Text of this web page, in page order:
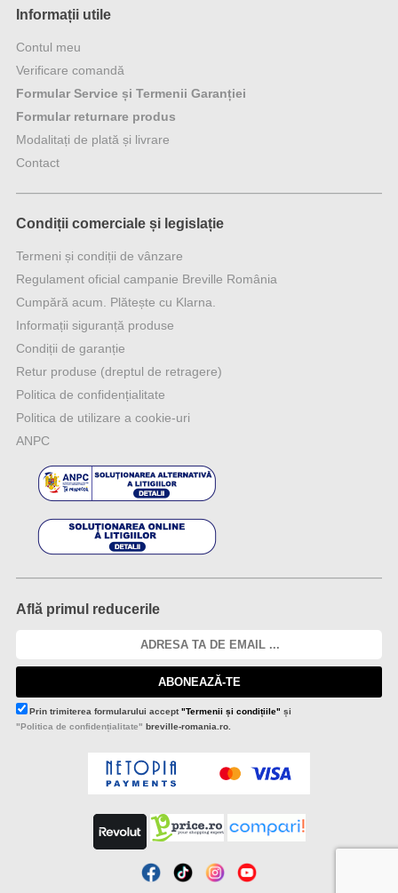
Informații utile
Contul meu
Verificare comandă
Formular Service și Termenii Garanției
Formular returnare produs
Modalitați de plată și livrare
Contact
Condiții comerciale și legislație
Termeni și condiții de vânzare
Regulament oficial campanie Breville România
Cumpără acum. Plătește cu Klarna.
Informații siguranță produse
Condiții de garanție
Retur produse (dreptul de retragere)
Politica de confidențialitate
Politica de utilizare a cookie-uri
ANPC
Află primul reducerile
ABONEAZĂ-TE
Prin trimiterea formularului accept"Termenii și condițiile" și
"Politica de confidențialitate" breville-romania.ro.